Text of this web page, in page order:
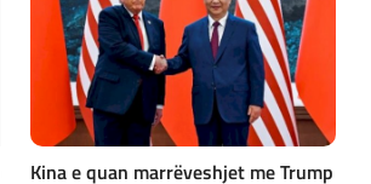
Kina e quan marrëveshjet me Trump